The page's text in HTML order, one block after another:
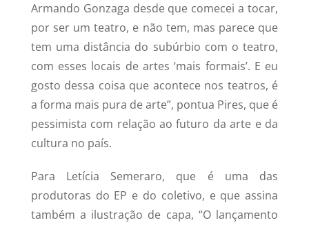
Armando Gonzaga desde que comecei a tocar,
por ser um teatro, e não tem, mas parece que
tem uma distância do subúrbio com o teatro,
com esses locais de artes ‘mais formais’. E eu
gosto dessa coisa que acontece nos teatros, é
a forma mais pura de arte”, pontua Pires, que é
pessimista com relação ao futuro da arte e da
cultura no país.
Para Letícia Semeraro, que é uma das
produtoras do EP e do coletivo, e que assina
também a ilustração de capa, “O lançamento